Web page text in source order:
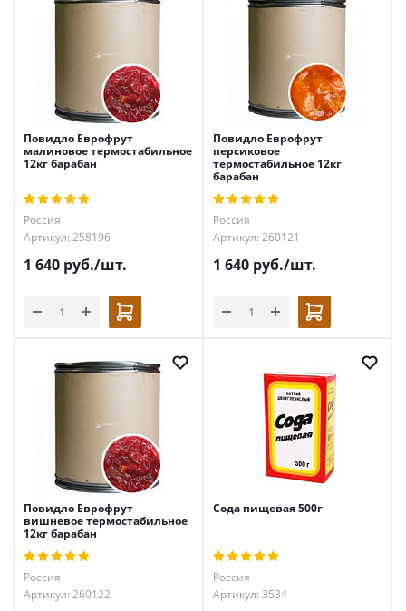
Повидло Еврофрут
малиновое термостабильное
12кг барабан
Россия
Артикул: 258196
1 640 руб./шт.
Повидло Еврофрут
персиковое
термостабильное 12кг
барабан
Россия
Артикул: 260121
1 640 руб./шт.
Повидло Еврофрут
вишневое термостабильное
12кг барабан
Россия
Артикул: 260122
Сода пищевая 500г
Россия
Артикул: 3534